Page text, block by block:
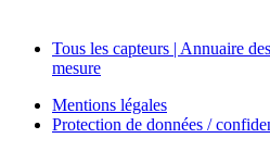
Tous les capteurs | Annuaire
mesure
Mentions légales
Protection de données /